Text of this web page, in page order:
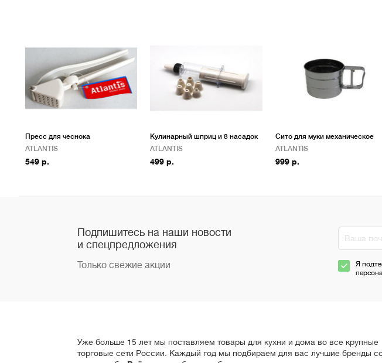
Пресс для чеснока
ATLANTIS
549 р.
Кулинарный шприц и 8 насадок
ATLANTIS
499 р.
Сито для муки механическое
ATLANTIS
999 р.
Подпишитесь на наши новости
и спецпредложения
Только свежие акции
Я
Уже больше 15 лет мы поставляем товары для кухни и дома во все крупные
торговые сети России. Каждый год мы подбираем для вас лучшие бренды